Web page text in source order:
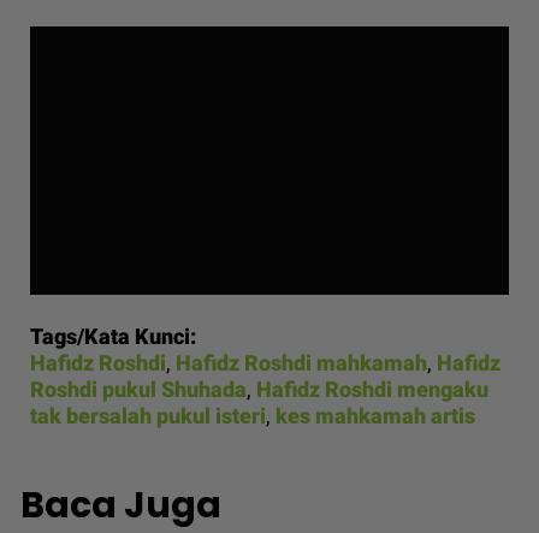
Tags/Kata Kunci:
Hafidz Roshdi, Hafidz Roshdi mahkamah, Hafidz
Roshdi pukul Shuhada, Hafidz Roshdi mengaku
tak bersalah pukul isteri, kes mahkamah artis
Baca Juga